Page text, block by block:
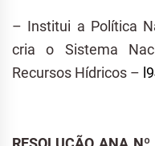
– Institui a Política
cria o Sistema
Recursos Hídricos –